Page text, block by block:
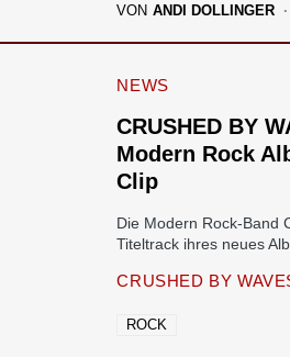
VON ANDI DOLLINGER
NEWS
CRUSHED BY
Modern Rock
Clip
Die Modern Rock-Band
Titeltrack ihres neues
CRUSHED BY
ROCK